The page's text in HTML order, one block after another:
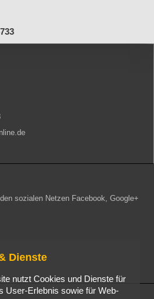
sozialen Netzen Facebook, Google+
Dienste
nutzt Cookies und Dienste für
User-Erlebnis sowie für Web-